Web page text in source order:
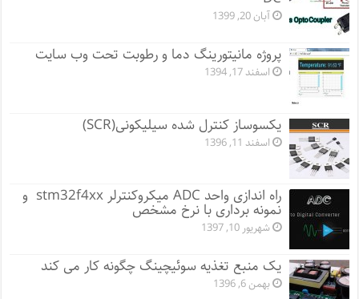
آبان 20, 1399
پروژه مانيتورينگ دما و رطوبت تحت وب سایت
اسفند 17, 1394
یکسوساز کنترل شده سیلیکونی(SCR)
اسفند 11, 1396
راه اندازی واحد ADC میکروکنترلر stm32f4xx و
نمونه برداری با نرخ مشخص
شهریور 10, 1397
یک منبع تغذیه سوئیچینگ چگونه کار می کند
بهمن 6, 1396